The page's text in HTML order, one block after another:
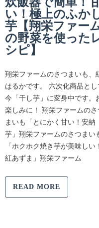
い！極上のふか
芋【翔栄ファー
の野菜を使った
シピ】
翔栄ファームのさつまいも、
はるかです。 六次化商品とし
今「干し芋」に変身中です。
楽しみに！ 翔栄ファームのさ
まいも「とにかく甘い！安納
芋」翔栄ファームのさつまい
「ホクホク焼き芋が美味しい！
紅あずま」翔栄ファーム
READ MORE